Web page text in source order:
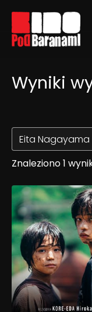
Linki
Wyniki
Znaleziono 1